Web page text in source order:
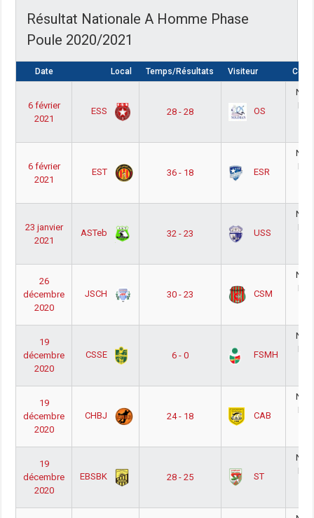
Résultat Nationale A Homme Phase
Poule 2020/2021
Date Local Temps/Résultats Visiteur
6 février
2021
ESS 28 - 28 OS
6 février
2021
EST 36 - 18 ESR
23 janvier
2021
ASTeb 32 - 23 USS
26
décembre
2020
JSCH 30 - 23 CSM
19
décembre
2020
CSSE 6 - 0 FSMH
19
décembre
2020
CHBJ 24 - 18 CAB
19
décembre
2020
EBSBK 28 - 25 ST